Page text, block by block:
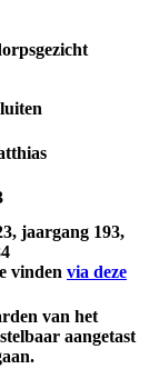
, jaargang 193,
vinden via deze
van het
aangetast